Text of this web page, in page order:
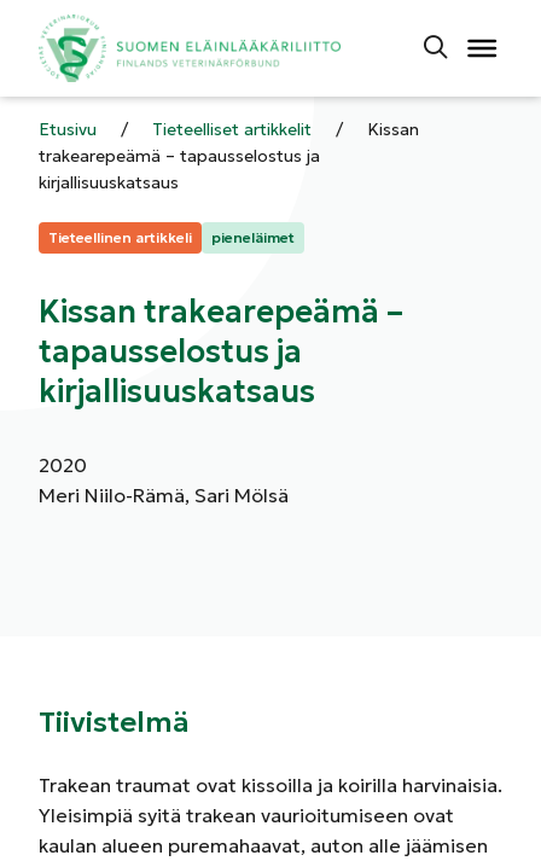
Etusivu / Tieteelliset artikkelit /
Kissan
trakearepeämä – tapausselostus ja
kirjallisuuskatsaus
Kategoriat:
Tieteellinen artikkeli pieneläimet
Kissan trakearepeämä –
tapausselostus ja
kirjallisuuskatsaus
2020
Meri Niilo-Rämä, Sari Mölsä
Tiivistelmä
Trakean traumat ovat kissoilla ja koirilla harvinaisia.
Yleisimpiä syitä trakean vaurioitumiseen ovat
kaulan alueen puremahaavat, auton alle jäämisen